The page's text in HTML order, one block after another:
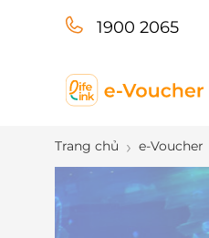
1900 2065
Trang chủ e-Voucher